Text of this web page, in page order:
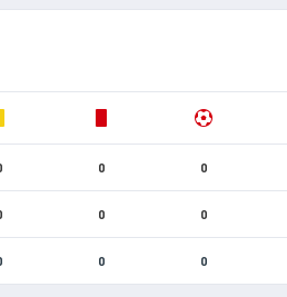
0 0
0 0
0 0